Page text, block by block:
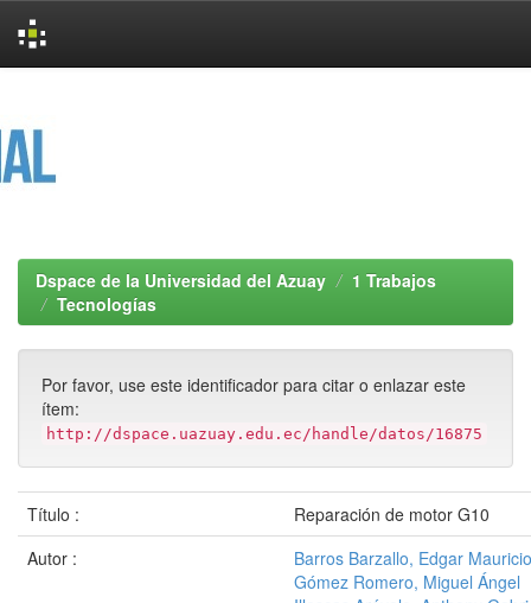
Dspace de la Universidad del Azuay
1 Trabajos
Tecnologías
Por favor, use este identificador para citar o enlazar este
ítem:
http://dspace.uazuay.edu.ec/handle/datos/16875
Título :
Reparación de motor G10
Autor :
Barros Barzallo, Edgar Mauricio
Gómez Romero, Miguel Ángel